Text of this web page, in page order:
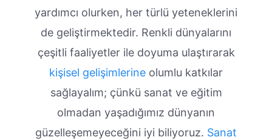
yardımcı olurken, her türlü yeteneklerini
de geliştirmektedir. Renkli dünyalarını
çeşitli faaliyetler ile doyuma ulaştırarak
kişisel gelişimlerine olumlu katkılar
sağlayalım; çünkü sanat ve eğitim
olmadan yaşadığımız dünyanın
güzelleşemeyeceğini iyi biliyoruz. Sanat